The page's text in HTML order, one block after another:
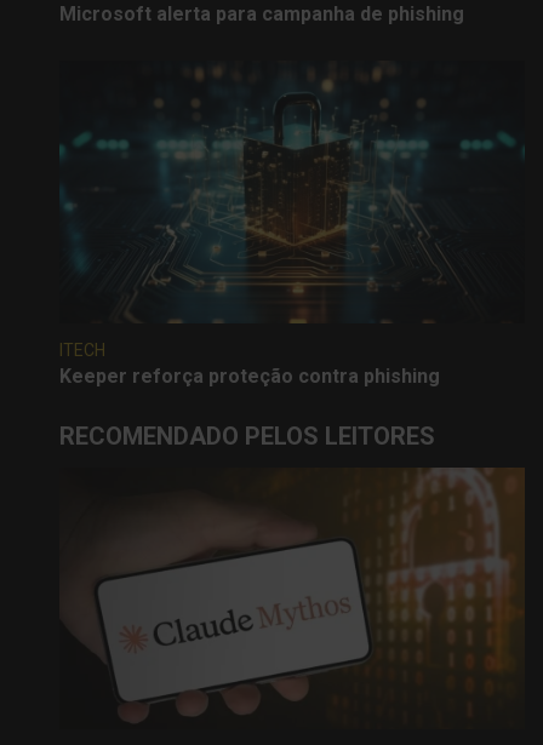
Microsoft alerta para campanha de phishing
ITECH
Keeper reforça proteção contra phishing
RECOMENDADO PELOS LEITORES